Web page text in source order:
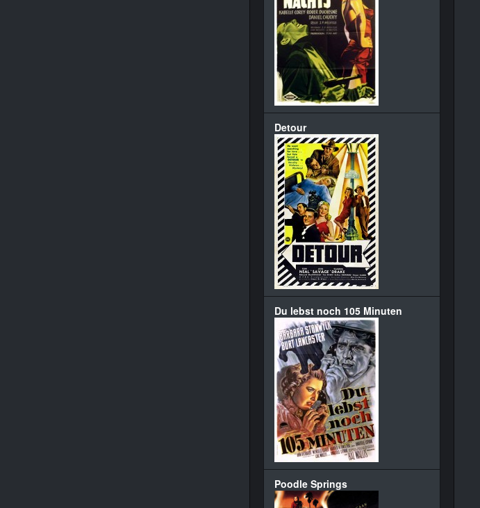
Detour
Du lebst noch 105 Minuten
Poodle Springs